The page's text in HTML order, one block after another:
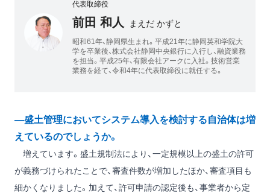
代表取締役
前田 和人 まえだ かずと
昭和61年、静岡県生まれ。平成21年に静岡英和学院大
学を卒業後、株式会社静岡中央銀行に入行し、融資業務
を担当。平成25年、有限会社アークに入社。技術営業
業務を経て、令和4年に代表取締役に就任する。
―盛土管理においてシステム導入を検討する自治体は増
えているのでしょうか。
増えています。盛土規制法により、一定規模以上の盛土の許可
が義務づけられたことで、審査件数が増加したほか、審査項目も
細かくなりました。加えて、許可申請の認定後も、事業者から定